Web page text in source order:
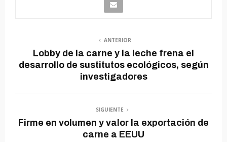
ANTERIOR
Lobby de la carne y la leche frena el
desarrollo de sustitutos ecológicos, según
investigadores
SIGUIENTE
Firme en volumen y valor la exportación de
carne a EEUU